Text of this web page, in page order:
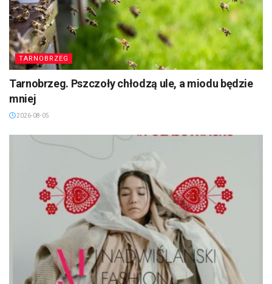
TARNOBRZEG
Tarnobrzeg. Pszczoły chłodzą ule, a miodu będzie
mniej
2026-08-05